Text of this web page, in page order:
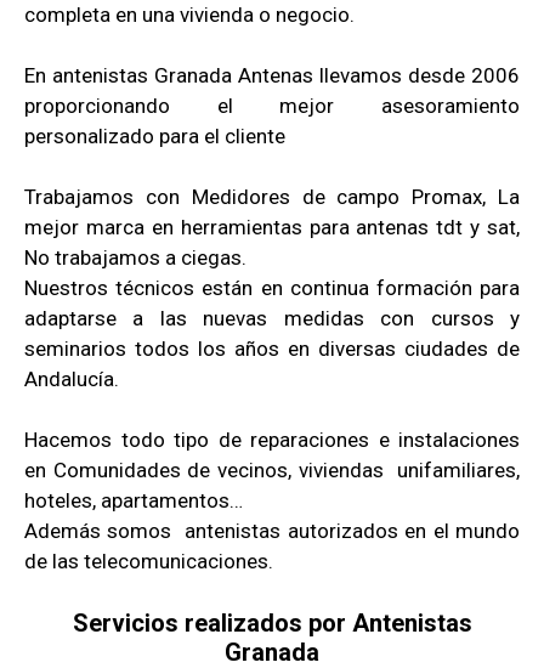
completa en una vivienda o negocio.
En antenistas Granada Antenas llevamos desde 2006
proporcionando el mejor asesoramiento
personalizado para el cliente
Trabajamos con Medidores de campo Promax, La
mejor marca en herramientas para antenas tdt y sat,
No trabajamos a ciegas.
Nuestros técnicos están en continua formación para
adaptarse a las nuevas medidas con cursos y
seminarios todos los años en diversas ciudades de
Andalucía.
Hacemos todo tipo de reparaciones e instalaciones
en Comunidades de vecinos, viviendas unifamiliares,
hoteles, apartamentos…
Además somos antenistas autorizados en el mundo
de las telecomunicaciones.
Servicios realizados por Antenistas
Granada